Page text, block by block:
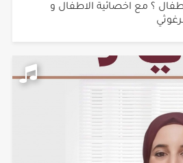
؟ مع اخصائية الاطفال و